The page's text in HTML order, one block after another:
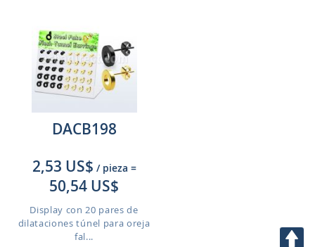
servicio ofrecido, para hacer ofertas personales y
para mejorar su experiencia de compra. Si decide
no aceptar las cookies opcionales, su actividad en
la web puede verse afectada. Si desea saber más,
por favor lea nuestra
ACEPTO COOKIES
CONFIGURACIÓN
RECHAZAR
DACB198
2,53 US$ / pieza =
50,54 US$
Display con 20 pares de
dilataciones túnel para oreja
fal...